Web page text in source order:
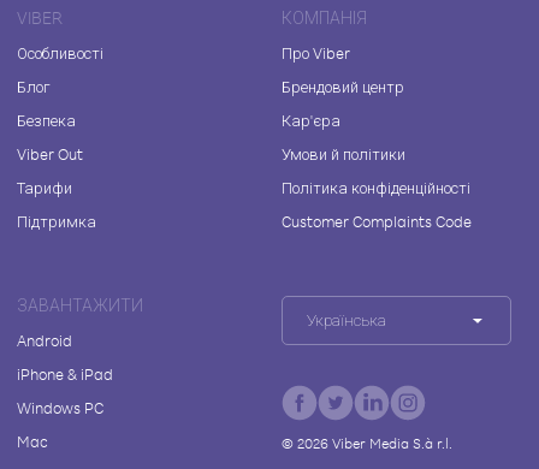
VIBER
Особливості
Блог
Безпека
Viber Out
Тарифи
Підтримка
КОМПАНІЯ
Про Viber
Брендовий центр
Кар'єра
Умови й політики
Політика конфіденційності
Customer Complaints Code
ЗАВАНТАЖИТИ
Android
iPhone & iPad
Windows PC
Mac
Українська
© 2026Viber Media S.à r.l.